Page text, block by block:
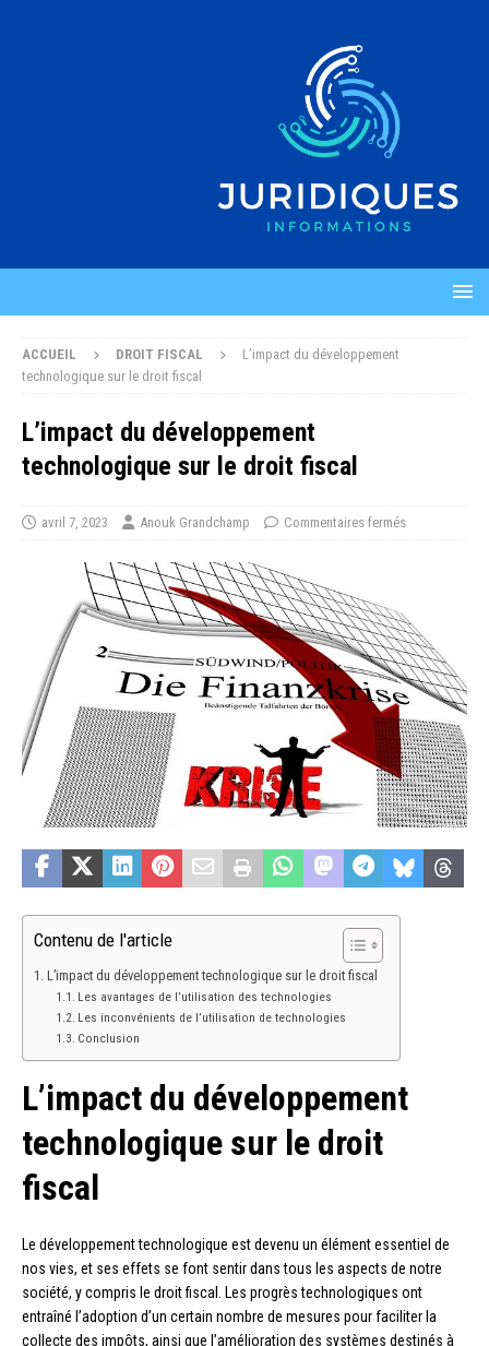
ACCUEIL DROIT FISCAL
L’impact du développement
technologique sur le droit fiscal
L’impact du développement
technologique sur le droit fiscal
avril 7, 2023 Anouk Grandchamp Commentaires fermés
Contenu de l'article
L’impact du développement technologique sur le droit fiscal
Les avantages de l’utilisation des technologies
Les inconvénients de l’utilisation de technologies
Conclusion
L’impact du développement
technologique sur le droit
fiscal
Le développement technologique est devenu un élément essentiel de
nos vies, et ses effets se font sentir dans tous les aspects de notre
société, y compris le droit fiscal. Les progrès technologiques ont
entraîné l’adoption d’un certain nombre de mesures pour faciliter la
collecte des impôts, ainsi que l’amélioration des systèmes destinés à